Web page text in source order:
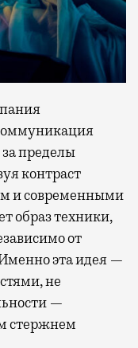
пределы
контраст
и современными
образ техники,
от
эта идея —
не
—
стержнем